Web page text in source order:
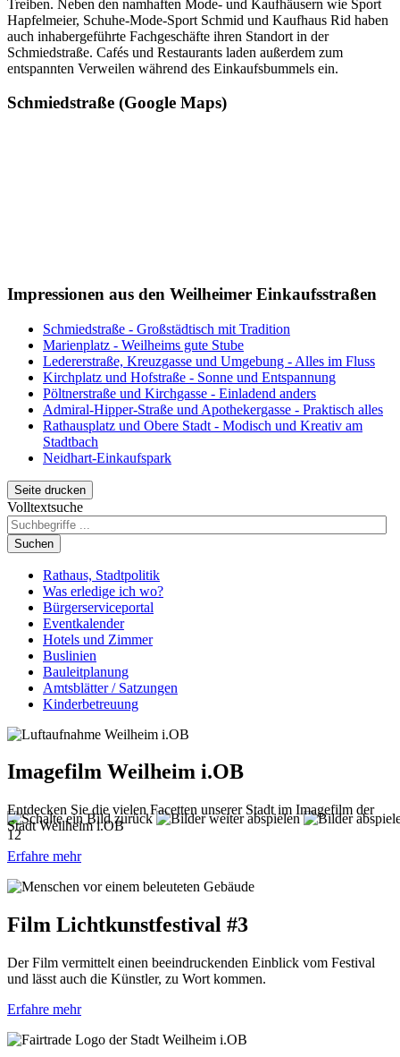
12
Treiben. Neben den namhaften Mode- und Kaufhäusern wie Sport
Hapfelmeier, Schuhe-Mode-Sport Schmid und Kaufhaus Rid haben
auch inhabergeführte Fachgeschäfte ihren Standort in der
Schmiedstraße. Cafés und Restaurants laden außerdem zum
entspannten Verweilen während des Einkaufsbummels ein.
Schmiedstraße (Google Maps)
Impressionen aus den Weilheimer Einkaufsstraßen
Schmiedstraße - Großstädtisch mit Tradition
Marienplatz - Weilheims gute Stube
Ledererstraße, Kreuzgasse und Umgebung - Alles im Fluss
Kirchplatz und Hofstraße - Sonne und Entspannung
Pöltnerstraße und Kirchgasse - Einladend anders
Admiral-Hipper-Straße und Apothekergasse - Praktisch alles
Rathausplatz und Obere Stadt - Modisch und Kreativ am
Stadtbach
Neidhart-Einkaufspark
Seite drucken
Volltextsuche
Suchen
Rathaus, Stadtpolitik
Was erledige ich wo?
Bürgerserviceportal
Eventkalender
Hotels und Zimmer
Buslinien
Bauleitplanung
Amtsblätter / Satzungen
Kinderbetreuung
Imagefilm Weilheim i.OB
Entdecken Sie die vielen Facetten unserer Stadt im Imagefilm der
Stadt Weilheim i.OB
Erfahre mehr
Film Lichtkunstfestival #3
Der Film vermittelt einen beeindruckenden Einblick vom Festival
und lässt auch die Künstler, zu Wort kommen.
Erfahre mehr